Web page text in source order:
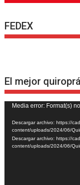
FEDEX
El mejor
Reproductor
de
vídeo
Media error: Format(s)
Descargar archivo: https://
content/uploads/2024/06/
Descargar archivo: https://
content/uploads/2024/06/